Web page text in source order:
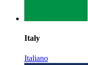
Italy
Italiano